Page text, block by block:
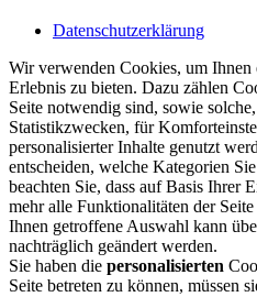
Datenschutzerklärung
Wir verwenden Cookies, um Ihnen
Erlebnis zu bieten. Dazu zählen
Seite notwendig sind, sowie
Statistikzwecken, für
personalisierter Inhalte genutzt
entscheiden, welche Kategorien
beachten Sie, dass auf Basis Ihrer
mehr alle Funktionalitäten der
Ihnen getroffene Auswahl kann
nachträglich geändert werden.
Sie haben die personalisierten
Seite betreten zu können, müssen